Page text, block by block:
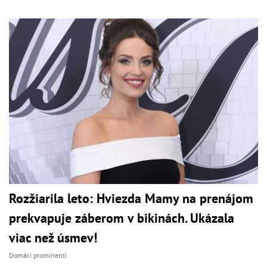
Rozžiarila leto: Hviezda Mamy na prenájom
prekvapuje záberom v bikinách. Ukázala
viac než úsmev!
Domáci prominenti